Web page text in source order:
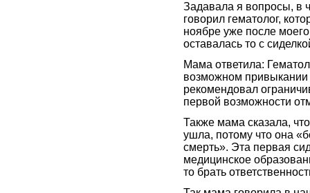
Задавала я вопросы, в
говорил гематолог,
ноябре уже после
оставалась то с
Мама ответила:
возможном привыкании
рекомендовал
первой возможности
Также мама сказала,
ушла, потому что она
смерть». Эта первая
медицинское
то брать